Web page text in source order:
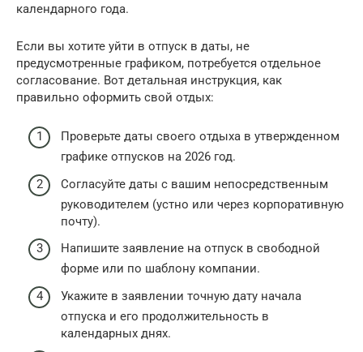
календарного года.
Если вы хотите уйти в отпуск в даты, не
предусмотренные графиком, потребуется отдельное
согласование. Вот детальная инструкция, как
правильно оформить свой отдых:
Проверьте даты своего отдыха в утвержденном
графике отпусков на 2026 год.
Согласуйте даты с вашим непосредственным
руководителем (устно или через корпоративную
почту).
Напишите заявление на отпуск в свободной
форме или по шаблону компании.
Укажите в заявлении точную дату начала
отпуска и его продолжительность в
календарных днях.